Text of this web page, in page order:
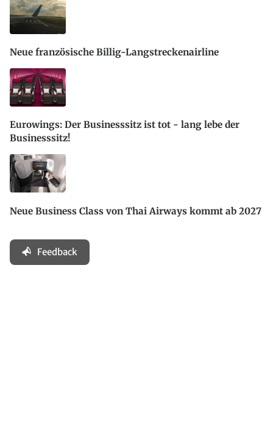
Neue französische Billig-Langstreckenairline
Eurowings: Der Businesssitz ist tot - lang lebe der
Businesssitz!
Neue Business Class von Thai Airways kommt ab 2027
Feedback